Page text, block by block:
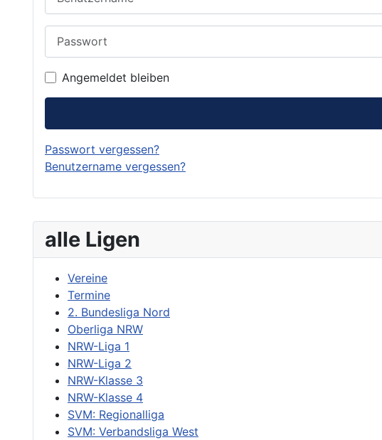
alle Ligen
Vereine
Termine
2. Bundesliga Nord
Oberliga NRW
NRW-Liga 1
NRW-Liga 2
NRW-Klasse 3
NRW-Klasse 4
SVM: Regionalliga
SVM: Verbandsliga West
Angemeldet bleiben
Passwort vergessen?
Benutzername vergessen?